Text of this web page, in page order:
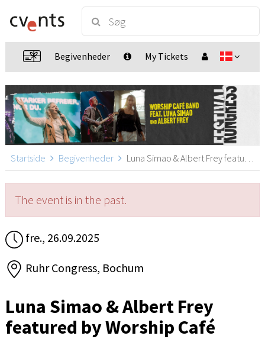
Begivenheder My Tickets
Startside Begivenheder Luna Simao & Albert Frey featured by Worship Café Band, Bochum
The event is in the past.
fre., 26.09.2025
Ruhr Congress, Bochum
Luna Simao & Albert Frey
featured by Worship Café